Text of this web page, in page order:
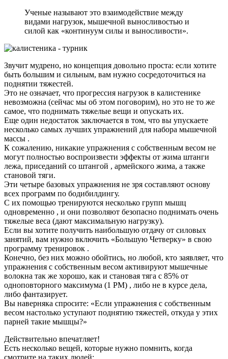
Ученые называют это взаимодействие между
видами нагрузок, мышечной выносливостью и
силой как «континуум силы и выносливости».
Звучит мудрено, но концепция довольно проста: если хотите
быть большим и сильным, вам нужно сосредоточиться на
поднятии тяжестей.
Это не означает, что прогрессия нагрузок в калистенике
невозможна (сейчас мы об этом поговорим), но это не то же
самое, что поднимать тяжелые вещи и опускать их.
Еще один недостаток заключается в том, что вы упускаете
несколько самых лучших упражнений для набора мышечной
массы .
К сожалению, никакие упражнения с собственным весом не
могут полностью воспроизвести эффекты от жима штанги
лежа, приседаний со штангой , армейского жима, а также
становой тяги.
Эти четыре базовых упражнения не зря составляют основу
всех программ по бодибилдингу.
С их помощью тренируются несколько групп мышц
одновременно , и они позволяют безопасно поднимать очень
тяжелые веса (дают максимальную нагрузку).
Если вы хотите получить наибольшую отдачу от силовых
занятий, вам нужно включить «Большую Четверку» в свою
программу тренировок .
Конечно, без них можно обойтись, но любой, кто заявляет, что
упражнения с собственным весом активируют мышечные
волокна так же хорошо, как и становая тяга с 85% от
одноповторного максимума (1 РМ) , либо не в курсе дела,
либо фантазирует.
Вы наверняка спросите: «Если упражнения с собственным
весом настолько уступают поднятию тяжестей, откуда у этих
парней такие мышцы?»
Действительно впечатляет!
Есть несколько вещей, которые нужно помнить, когда
смотрите на таких людей: